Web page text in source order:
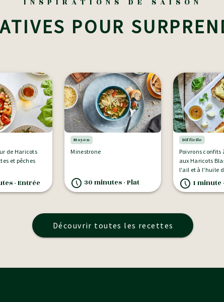
POUR
de Haricots
et pêches
- Entrée
Moyen
Minestrone
30 minutes - Plat
Difficile
Poivrons confits
aux Haricots
l'ail et à l'huile
1 minute
Découvrir toutes les recettes